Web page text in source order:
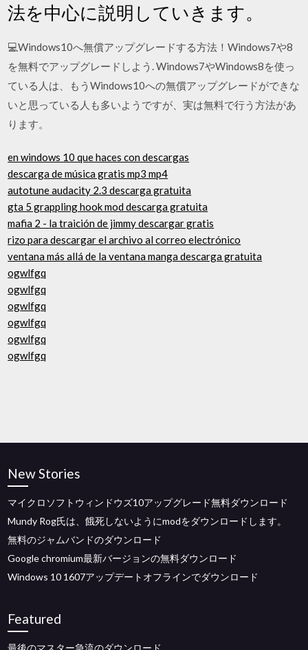
法を中心に説明していきます。
💻Windows10へ無償アップグレードする方法！Windows7や8
を無料でアップグレードしよう. Windows7やWindows8を使っ
ている人は、もうWindows10への無償アップグレードができな
いと思っている人も多いようですが、実は無料で行う方法があ
ります。
en windows 10 que haces con descargas
descarga de música gratis mp3 mp4
autotune audacity 2.3 descarga gratuita
gta 5 grappling hook mod descarga gratuita
mafia 2 - la traición de jimmy descargar gratis
rizo para descargar el archivo al correo electrónico
ventana más allá de la ventana manga descarga gratuita
ogwlfgq
ogwlfgq
ogwlfgq
ogwlfgq
ogwlfgq
ogwlfgq
New Stories
マイクロソフトウィンドウズ10アップグレード無料ダウンロード
Mundy Rog氏は、餓死しないようにmodをダウンロードします。
無料のジャムバンドのダウンロード
Google chromium最新バージョンの無料ダウンロード
Windows 10 1607アップデートオフラインでダウンロード
Featured
最後のマスター急流のダウンロード